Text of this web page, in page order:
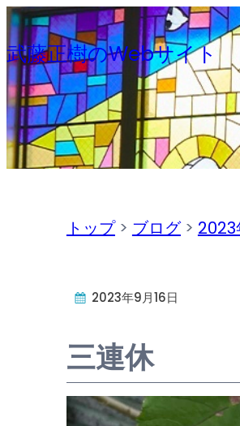
内
容
を
ス
キ
ッ
武藤正樹のWebサイト
トップ> ブログ> 2023
2023年9月16日
三連休